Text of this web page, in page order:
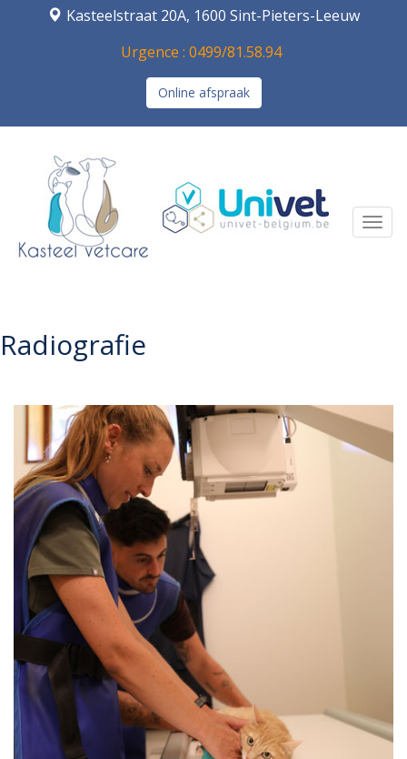
Kasteelstraat 20A, 1600 Sint-Pieters-Leeuw
Urgence : 0499/81.58.94
Online afspraak
Radiografie